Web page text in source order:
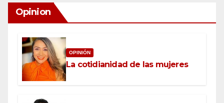
Opinion
OPINIÓN
La cotidianidad de las mujeres